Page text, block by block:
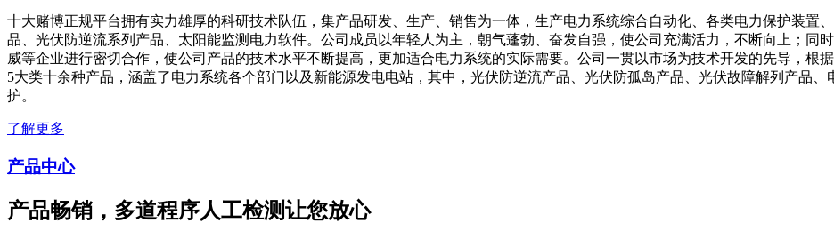
十大赌博正规平台拥有实力雄厚的科研技术队伍，集产品研发、生产、销售为一体，生产电力系统综合自动化、各类电力保护装置
品、光伏防逆流系列产品、太阳能监测电力软件。公司成员以年轻人为主，朝气蓬勃、奋发自强，使公司充满活力，不断向上；同
威等企业进行密切合作，使公司产品的技术水平不断提高，更加适合电力系统的实际需要。公司一贯以市场为技术开发的先导，根
5大类十余种产品，涵盖了电力系统各个部门以及新能源发电电站，其中，光伏防逆流产品、光伏防孤岛产品、光伏故障解列产品
护。
了解更多
产品中心
产品畅销，多道程序人工检测让您放心